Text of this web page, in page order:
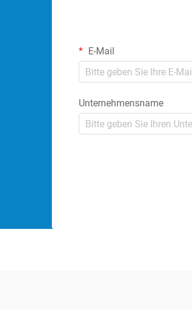
E-Mail
Unternehmensname